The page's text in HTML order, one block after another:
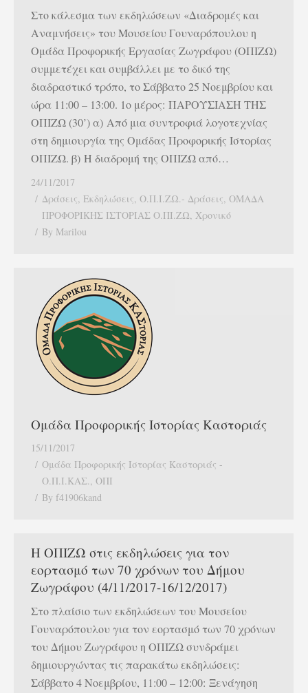
Στο κάλεσμα των εκδηλώσεων «Διαδρομές και
Αναμνήσεις» του Μουσείου Γουναρόπουλου η
Ομάδα Προφορικής Εργασίας Ζωγράφου (ΟΠΙΖΩ)
συμμετέχει και συμβάλλει με το δικό της
διαδραστικό τρόπο, το Σάββατο 25 Νοεμβρίου και
ώρα 11:00 – 13:00. 1ο μέρος: ΠΑΡΟΥΣΙΑΣΗ ΤΗΣ
ΟΠΙΖΩ (30’) α) Από μια συντροφιά λογοτεχνίας
στη δημιουργία της Ομάδας Προφορικής Ιστορίας
ΟΠΙΖΩ. β) Η διαδρομή της ΟΠΙΖΩ από…
24/11/2017
Δράσεις, Εκδηλώσεις, Ο.Π.Ι.ΖΩ.- Δράσεις, ΟΜΑΔΑ
ΠΡΟΦΟΡΙΚΗΣ ΙΣΤΟΡΙΑΣ Ο.ΠΙ.ΖΩ, Χρονικό
By Marilou
Ομάδα Προφορικής Ιστορίας Καστοριάς
15/11/2017
Ομάδα Προφορικής Ιστορίας Καστοριάς -
Ο.Π.Ι.ΚΑΣ., ΟΠΙ
By f41906kand
Η ΟΠΙΖΩ στις εκδηλώσεις για τον
εορτασμό των 70 χρόνων του Δήμου
Ζωγράφου (4/11/2017-16/12/2017)
Στο πλαίσιο των εκδηλώσεων του Μουσείου
Γουναρόπουλου για τον εορτασμό των 70 χρόνων
του Δήμου Ζωγράφου η ΟΠΙΖΩ συνδράμει
δημιουργώντας τις παρακάτω εκδηλώσεις:
Σάββατο 4 Νοεμβρίου, 11:00 – 12:00: Ξενάγηση